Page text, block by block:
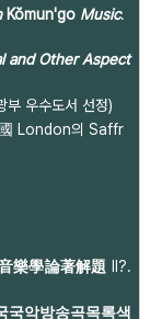
Kŏmun'go Music.
and Other Aspect
우수도서 선정)
London의 Saffr
樂學論著解題
II?.
국악방송곡목록색